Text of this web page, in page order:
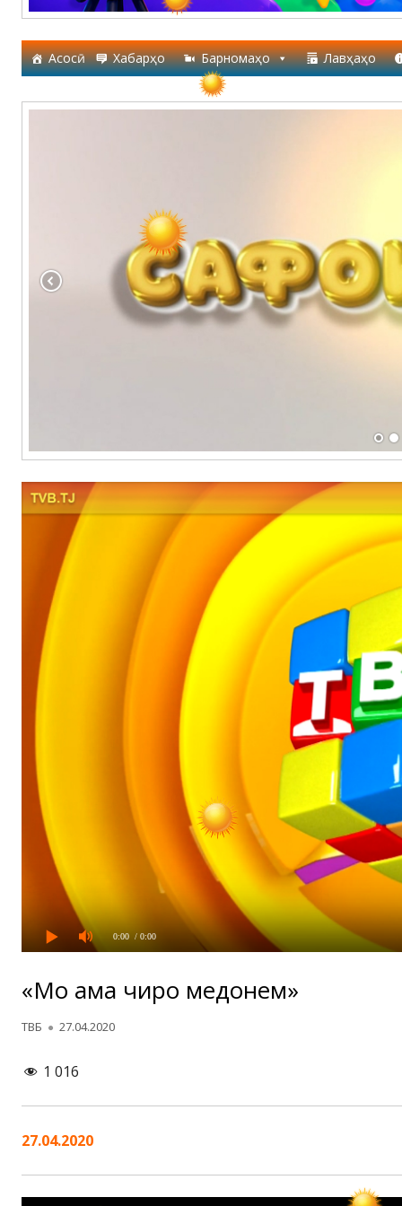
Асосӣ Хабарҳо Барномаҳо Лавҳаҳо
0:00 / 0:00
«Мо ҳама чиро медонем»
Автор
ТВБ Опубликовано
27.04.2020
1 016
27.04.2020